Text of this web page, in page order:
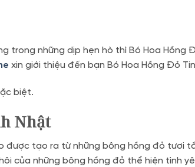
những dịp hẹn hò thì Bó Hoa Hồng
xin giới thiệu đến bạn Bó Hoa Hồng Đỏ
biệt.
Nhật
được tạo ra từ những bông hồng đỏ tươi
của những bông hồng đỏ thể hiện tình